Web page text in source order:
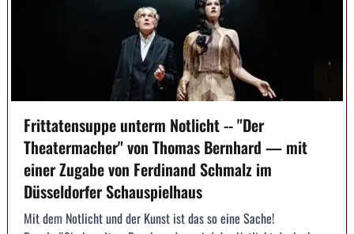
Frittatensuppe unterm Notlicht -- "Der
Theatermacher" von Thomas Bernhard — mit
einer Zugabe von Ferdinand Schmalz im
Düsseldorfer Schauspielhaus
Mit dem Notlicht und der Kunst ist das so eine Sache!